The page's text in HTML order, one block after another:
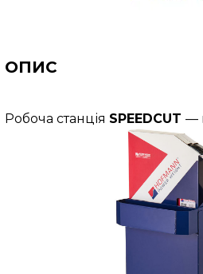
ОПИС
Робоча станція SPEEDCUT —